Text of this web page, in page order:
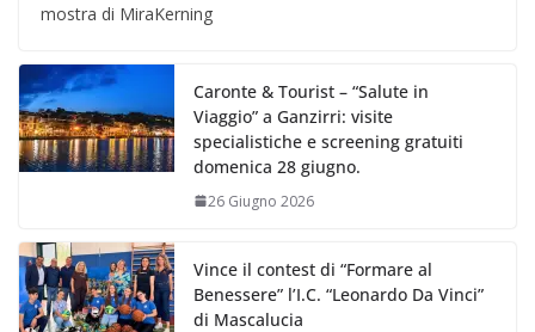
mostra di MiraKerning
Caronte & Tourist – “Salute in
Viaggio” a Ganzirri: visite
specialistiche e screening gratuiti
domenica 28 giugno.
26 Giugno 2026
Vince il contest di “Formare al
Benessere” l’I.C. “Leonardo Da Vinci”
di Mascalucia